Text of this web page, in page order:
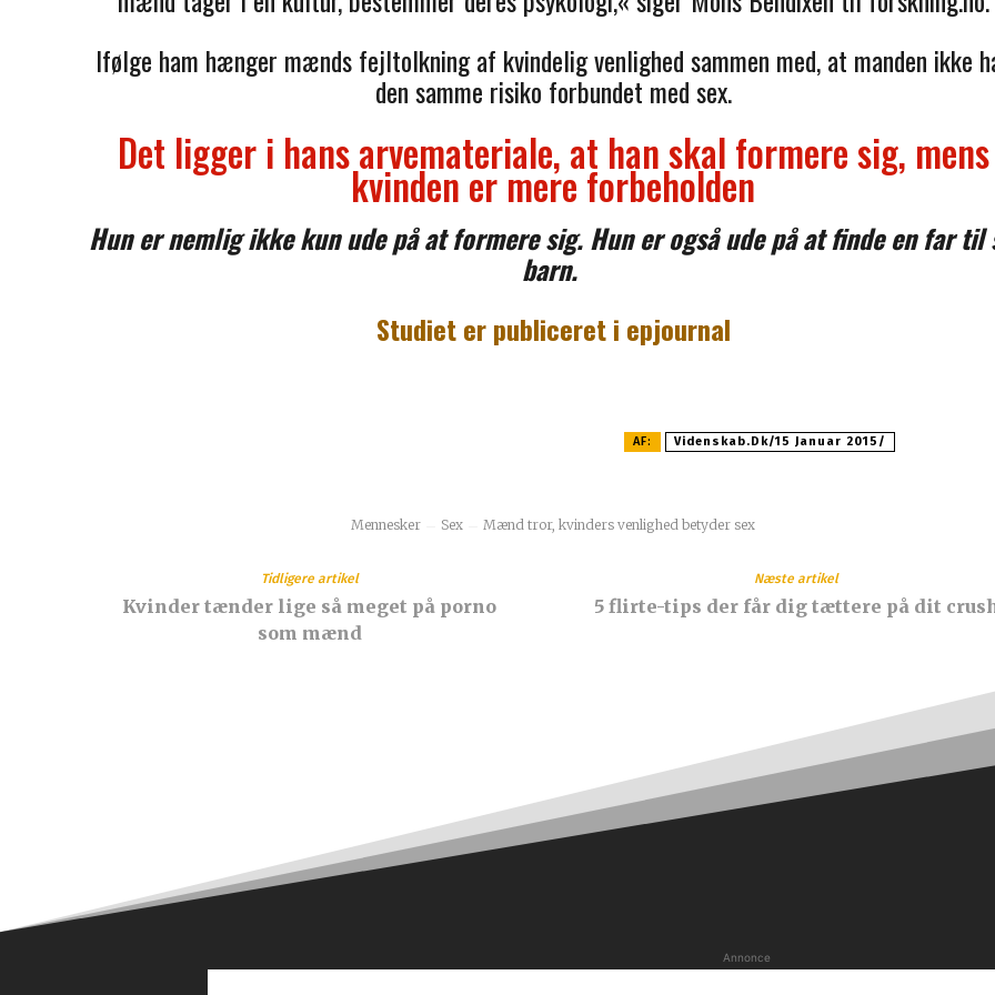
Ifølge ham hænger mænds fejltolkning af kvindelig venlighed sammen med, at manden ikke
den samme risiko forbundet med sex.
Det ligger i hans arvemateriale, at han skal formere sig, mens
kvinden er mere forbeholden
Hun er nemlig ikke kun ude på at formere sig. Hun er også ude på at finde en far til
barn.
Studiet er publiceret i epjournal
AF: Videnskab.dk/15 Januar 2015/
Mennesker Sex Mænd tror, kvinders venlighed betyder sex
Tidligere artikel
Kvinder tænder lige så meget på porno
som mænd
Næste artikel
5 flirte-tips der får dig tættere på dit
Annonce